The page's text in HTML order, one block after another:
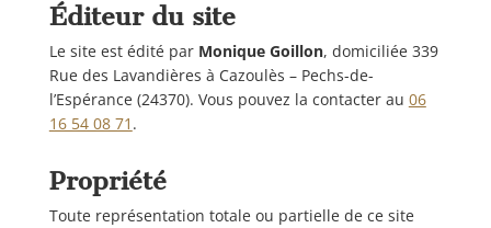
Éditeur du site
Le site est édité par Monique Goillon, domiciliée 339
Rue des Lavandières à Cazoulès – Pechs-de-
l’Espérance (24370). Vous pouvez la contacter au ‭06
16 54 08 71 .
Propriété
Toute représentation totale ou partielle de ce site